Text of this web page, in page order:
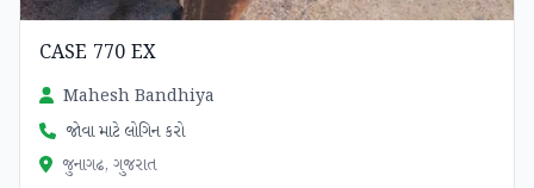
CASE 770 EX
Mahesh Bandhiya
જોવા માટે લોગિન કરો
જુનાગઢ, ગુજરાત